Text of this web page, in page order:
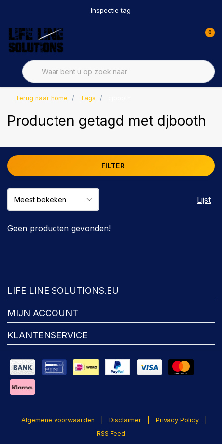
Inspectie tag
0
Terug naar home Tags
Producten getagd met djbooth
FILTER
Lijst
Geen producten gevonden!
LIFE LINE SOLUTIONS.EU
MIJN ACCOUNT
KLANTENSERVICE
Algemene voorwaarden Disclaimer Privacy Policy
RSS Feed